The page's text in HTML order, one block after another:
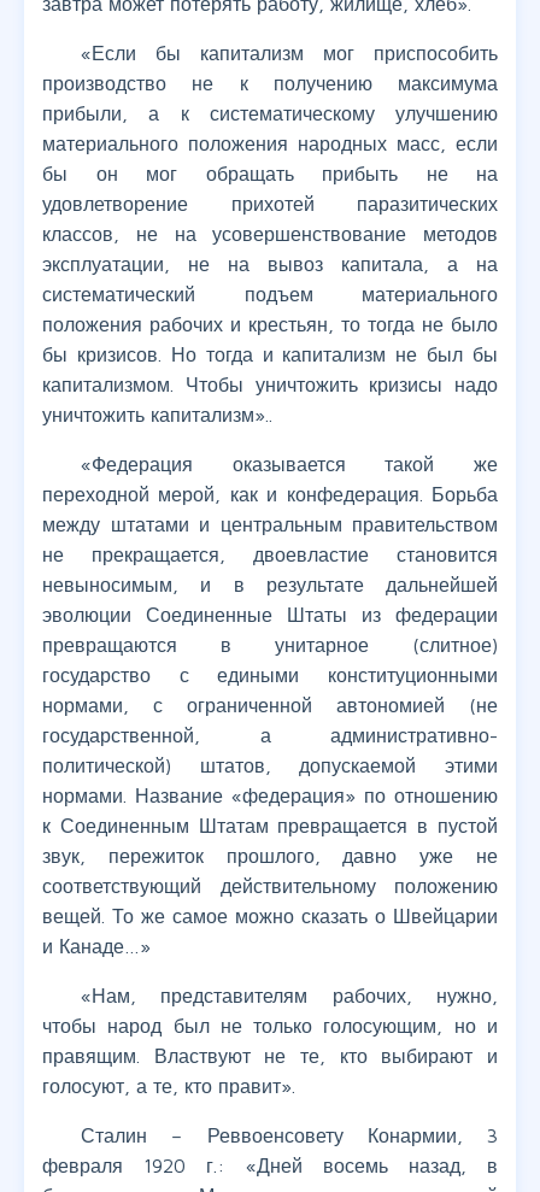
«Если бы капитализм мог приспособить
производство не к получению максимума
прибыли, а к систематическому улучшению
материального положения народных масс, если
бы он мог обращать прибыть не на
удовлетворение прихотей паразитических
классов, не на усовершенствование методов
эксплуатации, не на вывоз капитала, а на
систематический подъем материального
положения рабочих и крестьян, то тогда не было
бы кризисов. Но тогда и капитализм не был бы
капитализмом. Чтобы уничтожить кризисы надо
уничтожить капитализм»..
«Федерация оказывается такой же
переходной мерой, как и конфедерация. Борьба
между штатами и центральным правительством
не прекращается, двоевластие становится
невыносимым, и в результате дальнейшей
эволюции Соединенные Штаты из федерации
превращаются в унитарное (слитное)
государство с едиными конституционными
нормами, с ограниченной автономией (не
государственной, а административно-
политической) штатов, допускаемой этими
нормами. Название «федерация» по отношению
к Соединенным Штатам превращается в пустой
звук, пережиток прошлого, давно уже не
соответствующий действительному положению
вещей. То же самое можно сказать о Швейцарии
и Канаде…»
«Нам, представителям рабочих, нужно,
чтобы народ был не только голосующим, но и
правящим. Властвуют не те, кто выбирают и
голосуют, а те, кто правит».
Сталин – Реввоенсовету Конармии, 3
февраля 1920 г.: «Дней восемь назад, в